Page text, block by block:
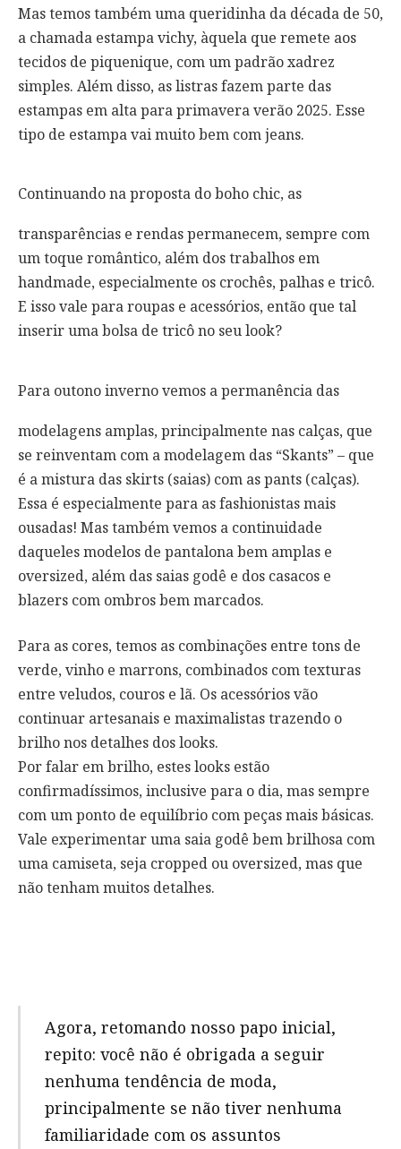
Mas temos também uma queridinha da década de 50,
a chamada estampa vichy, àquela que remete aos
tecidos de piquenique, com um padrão xadrez
simples. Além disso, as listras fazem parte das
estampas em alta para primavera verão 2025. Esse
tipo de estampa vai muito bem com jeans.
Continuando na proposta do boho chic, as
transparências e rendas permanecem, sempre com
um toque romântico, além dos trabalhos em
handmade, especialmente os crochês, palhas e tricô.
E isso vale para roupas e acessórios, então que tal
inserir uma bolsa de tricô no seu look?
Para outono inverno vemos a permanência das
modelagens amplas, principalmente nas calças, que
se reinventam com a modelagem das “Skants” – que
é a mistura das skirts (saias) com as pants (calças).
Essa é especialmente para as fashionistas mais
ousadas! Mas também vemos a continuidade
daqueles modelos de pantalona bem amplas e
oversized, além das saias godê e dos casacos e
blazers com ombros bem marcados.
Para as cores, temos as combinações entre tons de
verde, vinho e marrons, combinados com texturas
entre veludos, couros e lã. Os acessórios vão
continuar artesanais e maximalistas trazendo o
brilho nos detalhes dos looks.
Por falar em brilho, estes looks estão
confirmadíssimos, inclusive para o dia, mas sempre
com um ponto de equilíbrio com peças mais básicas.
Vale experimentar uma saia godê bem brilhosa com
uma camiseta, seja cropped ou oversized, mas que
não tenham muitos detalhes.
Agora, retomando nosso papo inicial,
repito: você não é obrigada a seguir
nenhuma tendência de moda,
principalmente se não tiver nenhuma
familiaridade com os assuntos